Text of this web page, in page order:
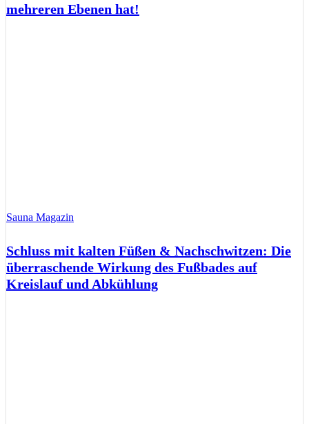
mehreren Ebenen hat!
Sauna Magazin
Schluss mit kalten Füßen & Nachschwitzen: Die
überraschende Wirkung des Fußbades auf
Kreislauf und Abkühlung